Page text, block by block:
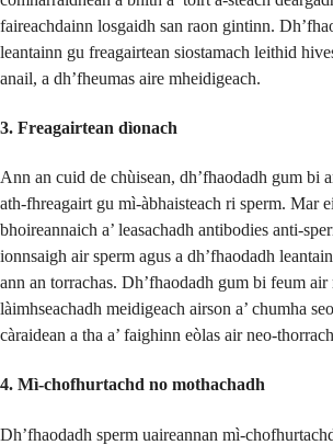
faireachdainn losgaidh san raon gintinn.
leantainn gu freagairtean siostamach leithid
anail, a dh’fheumas aire mheidigeach.
3. Freagairtean dìonach
Ann an cuid de chùisean, dh’fhaodadh gum bi
ath-fhreagairt gu mì-àbhaisteach ri sperm. Mar
bhoireannaich a’ leasachadh antibodies anti-
ionnsaigh air sperm agus a dh’fhaodadh
ann an torrachas. Dh’fhaodadh gum bi feum air
làimhseachadh meidigeach airson a’ chumha
càraidean a tha a’ faighinn eòlas air neo-
4. Mì-chofhurtachd no mothachadh
Dh’fhaodadh sperm uaireannan mì-